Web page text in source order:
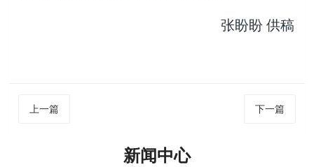
张盼盼 供稿
上一篇 下一篇
新闻中心